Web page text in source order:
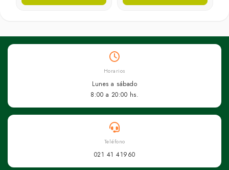
Horarios
Lunes a sábado
8:00 a 20:00 hs.
Teléfono
021 41 41960